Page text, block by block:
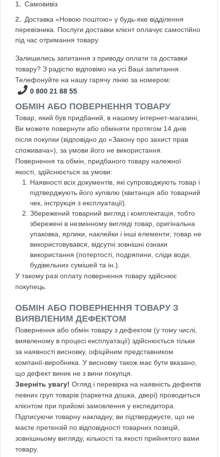
Самовивіз
Доставка «Новою поштою» у будь-яке відділення
перевізника. Послуги доставки клієнт оплачує самостійно
під час отримання товару.
Залишились запитання з приводу оплати та доставки
товару? З радістю відповімо на усі Ваші запитання.
Телефонуйте на нашу гарячу лінію за номером:
0 800 21 88 55
ОБМІН АБО ПОВЕРНЕННЯ ТОВАРУ
Товар, який був придбаний, в нашому інтернет-магазині,
Ви можете повернути або обміняти протягом 14 днів
після покупки (відповідно до «Закону про захист прав
споживача»), за умови його не використання.
Повернення та обмін, придбаного товару належної
якості, здійснюється за умови:
Наявності всіх документів, які супроводжують товар і
підтверджують його купівлю (квитанція або товарний
чек, інструкція з експлуатації).
Збережений товарний вигляд і комплектація, тобто
збережені в незмінному вигляді товар, оригінальна
упаковка, ярлики, наклейки і інші елементи; товар не
використовувався, відсутні зовнішні ознаки
використання (потертості, подряпини, сліди води,
будівельних сумішей та ін.).
У такому разі оплату повернення товару здійснює
покупець.
ОБМІН АБО ПОВЕРНЕННЯ ТОВАРУ З
ВИЯВЛЕНИМ ДЕФЕКТОМ
Повернення або обмін товару з дефектом (у тому числі,
виявленому в процесі експлуатації) здійснюється тільки
за наявності висновку, офіційним представником
компанії-виробника. У висновку також має бути вказано,
що дефект виник не з вини покупця.
Зверніть увагу! Огляд і перевірка на наявність дефектів
певних груп товарів (паркетна дошка, двері) проводиться
клієнтом при прийомі замовлення у експедитора.
Підписуючи товарну накладну, ви підтверджуєте, що не
маєте претензій по відповідності товарних позицій,
зовнішньому вигляду, кількості та якості прийнятого вами
товару.